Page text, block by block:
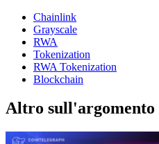
Chainlink
Grayscale
RWA
Tokenization
RWA Tokenization
Blockchain
Altro sull'argomento